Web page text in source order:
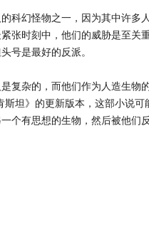
科幻怪物之一，因为其中许多
张时刻中，他们的威胁是至关
号是最好的反派。
复杂的，而他们作为人造生物
斯坦》的更新版本，这部小说
个有思想的生物，然后被他们反